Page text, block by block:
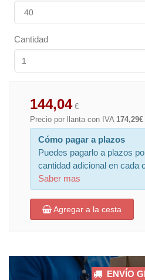
Cantidad
144,04 €
Precio por llanta con IVA 174,29€
Cómo pagar a plazos
Puedes pagarlo a plazos
cantidad adicional en cada
Saber mas
Agregar a la cesta
ENVÍO